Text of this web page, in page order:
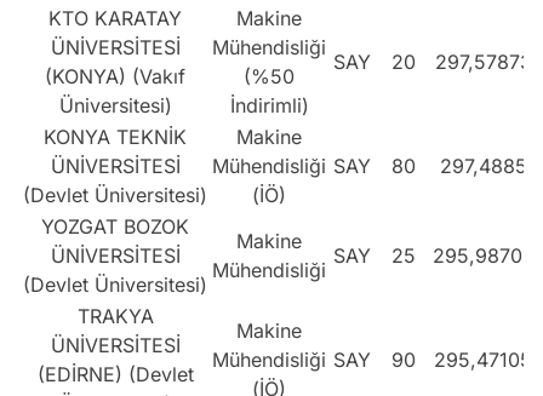
KTO KARATAY
ÜNİVERSİTESİ
(KONYA) (Vakıf
Üniversitesi)
Makine
Mühendisliği
(%50
İndirimli)
SAY 20 297,57873
KONYA TEKNİK
ÜNİVERSİTESİ
(Devlet Üniversitesi)
Makine
Mühendisliği
(İÖ)
SAY 80 297,4885
YOZGAT BOZOK
ÜNİVERSİTESİ
(Devlet Üniversitesi)
Makine
Mühendisliği
SAY 25 295,98703
TRAKYA
ÜNİVERSİTESİ
(EDİRNE) (Devlet
Makine
Mühendisliği
(İÖ)
SAY 90 295,47105